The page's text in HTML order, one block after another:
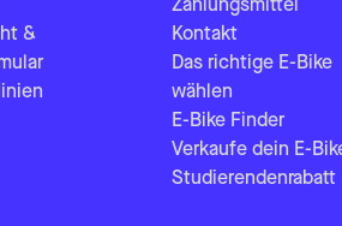
&
Zahlungsmittel
Kontakt
Das richtige E-Bike
wählen
E-Bike Finder
Verkaufe dein E-
Studierendenrabatt